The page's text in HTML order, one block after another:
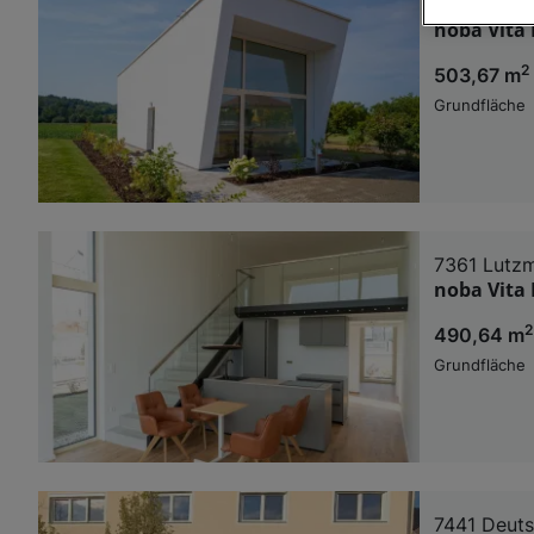
noba Vita
503,67 m2
Grundfläche
7361
noba Vita
490,64 m2
Grundfläche
7441
Wir und